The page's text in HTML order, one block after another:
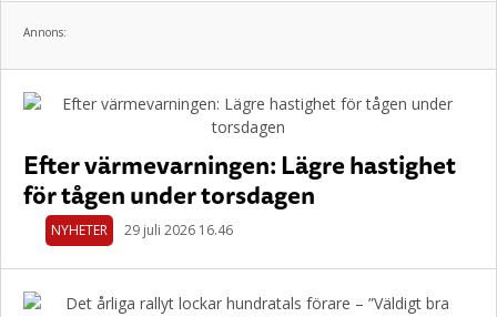
Annons:
Efter värmevarningen: Lägre hastighet
för tågen under torsdagen
NYHETER 29 juli 2026 16.46